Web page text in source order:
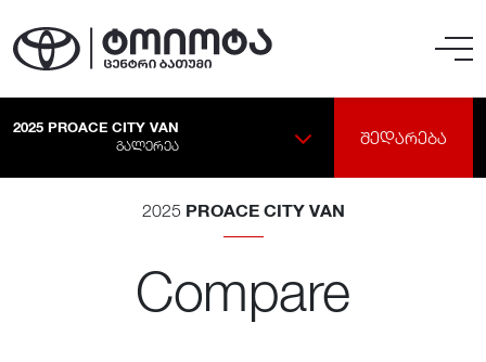
2025 PROACE CITY VAN
ᲒᲐᲚᲔᲠᲔᲐ
ᲨᲔᲓᲐᲠᲔᲑᲐ
2025 PROACE CITY VAN
Compare